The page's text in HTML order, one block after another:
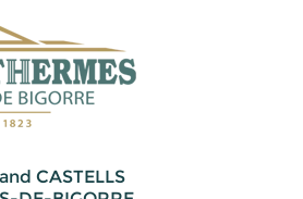
CASTELLS